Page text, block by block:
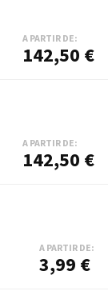
A PARTIR DE:
142,50 €
A PARTIR DE:
142,50 €
A PARTIR DE:
3,99 €